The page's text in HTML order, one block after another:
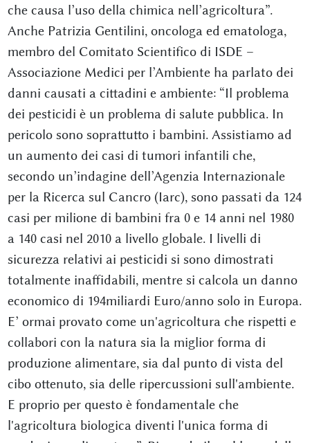
che causa l’uso della chimica nell’agricoltura”.
Anche Patrizia Gentilini, oncologa ed ematologa,
membro del Comitato Scientifico di ISDE –
Associazione Medici per l’Ambiente ha parlato dei
danni causati a cittadini e ambiente: “Il problema
dei pesticidi è un problema di salute pubblica. In
pericolo sono soprattutto i bambini. Assistiamo ad
un aumento dei casi di tumori infantili che,
secondo un’indagine dell’Agenzia Internazionale
per la Ricerca sul Cancro (Iarc), sono passati da 124
casi per milione di bambini fra 0 e 14 anni nel 1980
a 140 casi nel 2010 a livello globale. I livelli di
sicurezza relativi ai pesticidi si sono dimostrati
totalmente inaffidabili, mentre si calcola un danno
economico di 194miliardi Euro/anno solo in Europa.
E’ ormai provato come un'agricoltura che rispetti e
collabori con la natura sia la miglior forma di
produzione alimentare, sia dal punto di vista del
cibo ottenuto, sia delle ripercussioni sull'ambiente.
E proprio per questo è fondamentale che
l'agricoltura biologica diventi l'unica forma di